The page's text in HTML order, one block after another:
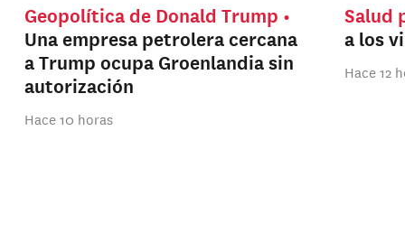
Geopolítica de Donald Trump
Una empresa petrolera cercana
a Trump ocupa Groenlandia sin
autorización
Hace 10 horas
Salud
a los
Hace 12